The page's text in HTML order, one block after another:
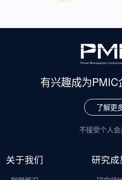
有兴趣成为PMIC
了解更
不接受个人
关于我们 研究成